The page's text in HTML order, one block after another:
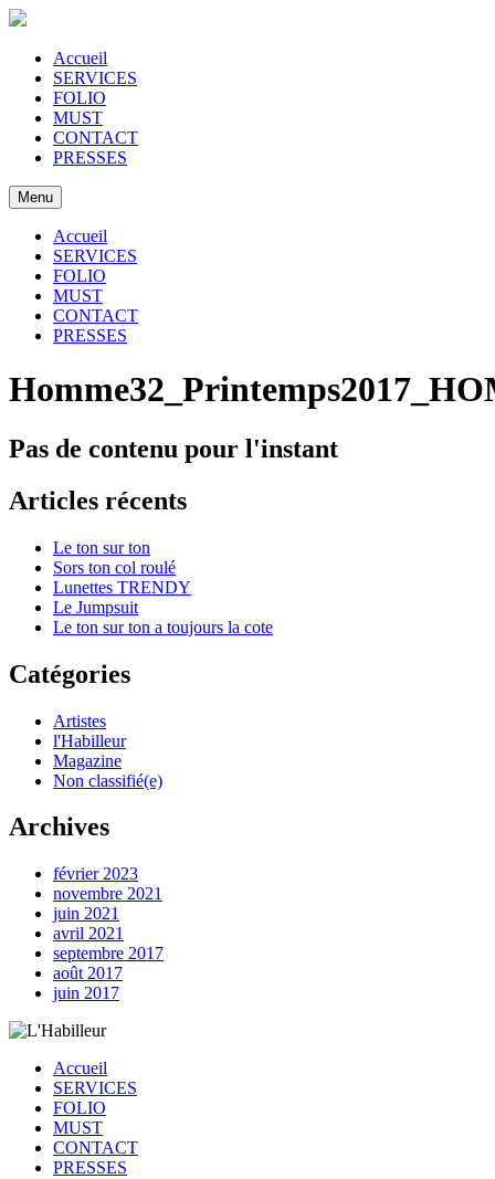
Accueil
SERVICES
FOLIO
MUST
CONTACT
PRESSES
Menu
Accueil
SERVICES
FOLIO
MUST
CONTACT
PRESSES
Pas de contenu pour l'instant
Articles récents
Le ton sur ton
Sors ton col roulé
Lunettes TRENDY
Le Jumpsuit
Le ton sur ton a toujours la cote
Catégories
Artistes
l'Habilleur
Magazine
Non classifié(e)
Archives
février 2023
novembre 2021
juin 2021
avril 2021
septembre 2017
août 2017
juin 2017
Accueil
SERVICES
FOLIO
MUST
CONTACT
PRESSES